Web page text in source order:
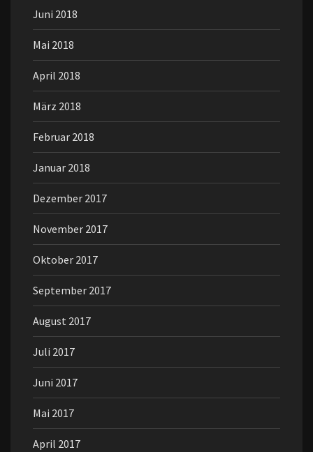
Juni 2018
Mai 2018
April 2018
März 2018
Februar 2018
Januar 2018
Dezember 2017
November 2017
Oktober 2017
September 2017
August 2017
Juli 2017
Juni 2017
Mai 2017
April 2017